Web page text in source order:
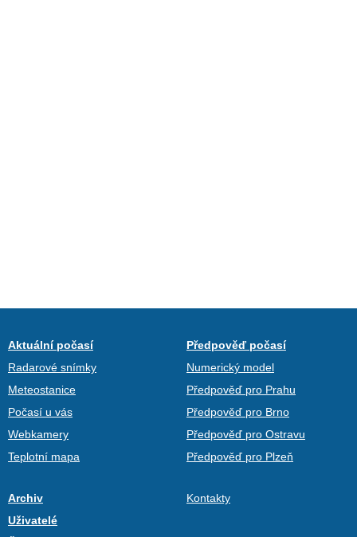
Aktuální počasí
Radarové snímky
Meteostanice
Počasí u vás
Webkamery
Teplotní mapa
Předpověď počasí
Numerický model
Předpověď pro Prahu
Předpověď pro Brno
Předpověď pro Ostravu
Předpověď pro Plzeň
Archiv
Uživatelé
Kontakty